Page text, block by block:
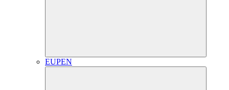
EUPEN